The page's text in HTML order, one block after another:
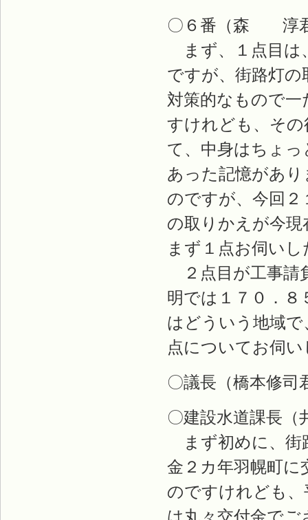
〇６番（森 淳
まず、１点目は
ですが、街路灯
対策的なもので
すけれども、そ
て、中身はちょ
あった記憶があ
のですが、今回
の取りかえが今
まず１点お伺い
２点目が工事請
明では１７０．
はどういう地域
点についてお伺
〇議長（橋本修
〇建設水道課長
まず初めに、街
金２カ年羽幌町
のですけれども
は丸々交付金でご